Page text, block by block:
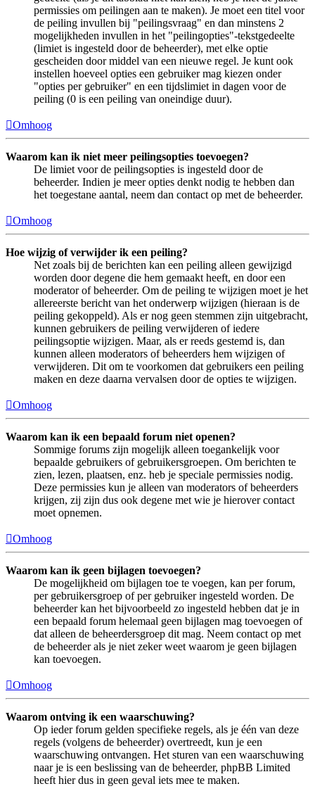
permissies om peilingen aan te maken). Je moet een titel voor
de peiling invullen bij "peilingsvraag" en dan minstens 2
mogelijkheden invullen in het "peilingopties"-tekstgedeelte
(limiet is ingesteld door de beheerder), met elke optie
gescheiden door middel van een nieuwe regel. Je kunt ook
instellen hoeveel opties een gebruiker mag kiezen onder
"opties per gebruiker" en een tijdslimiet in dagen voor de
peiling (0 is een peiling van oneindige duur).
Omhoog
Waarom kan ik niet meer peilingsopties toevoegen?
De limiet voor de peilingsopties is ingesteld door de
beheerder. Indien je meer opties denkt nodig te hebben dan
het toegestane aantal, neem dan contact op met de beheerder.
Omhoog
Hoe wijzig of verwijder ik een peiling?
Net zoals bij de berichten kan een peiling alleen gewijzigd
worden door degene die hem gemaakt heeft, en door een
moderator of beheerder. Om de peiling te wijzigen moet je het
allereerste bericht van het onderwerp wijzigen (hieraan is de
peiling gekoppeld). Als er nog geen stemmen zijn uitgebracht,
kunnen gebruikers de peiling verwijderen of iedere
peilingsoptie wijzigen. Maar, als er reeds gestemd is, dan
kunnen alleen moderators of beheerders hem wijzigen of
verwijderen. Dit om te voorkomen dat gebruikers een peiling
maken en deze daarna vervalsen door de opties te wijzigen.
Omhoog
Waarom kan ik een bepaald forum niet openen?
Sommige forums zijn mogelijk alleen toegankelijk voor
bepaalde gebruikers of gebruikersgroepen. Om berichten te
zien, lezen, plaatsen, enz. heb je speciale permissies nodig.
Deze permissies kun je alleen van moderators of beheerders
krijgen, zij zijn dus ook degene met wie je hierover contact
moet opnemen.
Omhoog
Waarom kan ik geen bijlagen toevoegen?
De mogelijkheid om bijlagen toe te voegen, kan per forum,
per gebruikersgroep of per gebruiker ingesteld worden. De
beheerder kan het bijvoorbeeld zo ingesteld hebben dat je in
een bepaald forum helemaal geen bijlagen mag toevoegen of
dat alleen de beheerdersgroep dit mag. Neem contact op met
de beheerder als je niet zeker weet waarom je geen bijlagen
kan toevoegen.
Omhoog
Waarom ontving ik een waarschuwing?
Op ieder forum gelden specifieke regels, als je één van deze
regels (volgens de beheerder) overtreedt, kun je een
waarschuwing ontvangen. Het sturen van een waarschuwing
naar je is een beslissing van de beheerder, phpBB Limited
heeft hier dus in geen geval iets mee te maken.